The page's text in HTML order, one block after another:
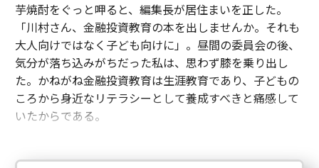
芋焼酎をぐっと呷ると、編集長が居住まいを正した。
「川村さん、金融投資教育の本を出しませんか。それも
大人向けではなく子ども向けに」。昼間の委員会の後、
気分が落ち込みがちだった私は、思わず膝を乗り出し
た。かねがね金融投資教育は生涯教育であり、子どもの
ころから身近なリテラシーとして養成すべきと痛感して
いたからである。